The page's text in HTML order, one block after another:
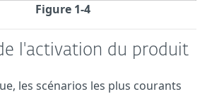
Figure 1-4
l'activation du produit
les scénarios les plus courants